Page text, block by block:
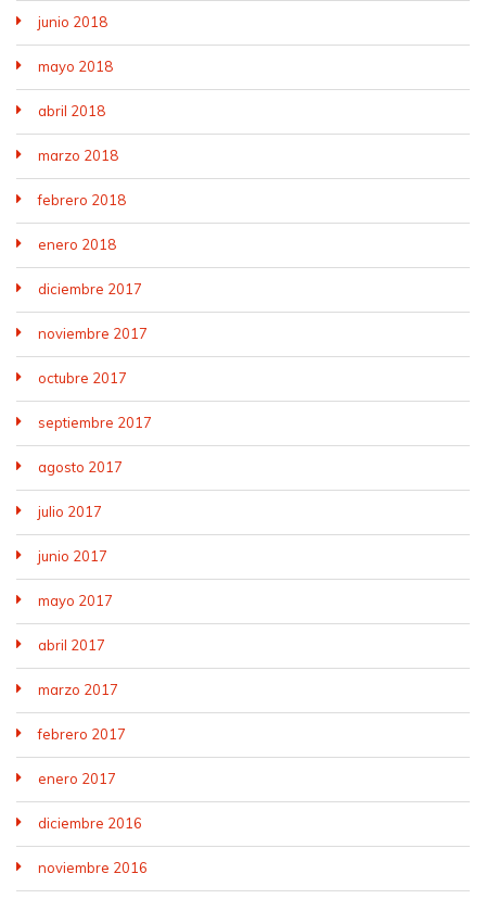
junio 2018
mayo 2018
abril 2018
marzo 2018
febrero 2018
enero 2018
diciembre 2017
noviembre 2017
octubre 2017
septiembre 2017
agosto 2017
julio 2017
junio 2017
mayo 2017
abril 2017
marzo 2017
febrero 2017
enero 2017
diciembre 2016
noviembre 2016